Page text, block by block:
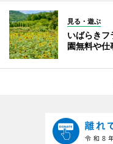
見る・遊ぶ
いばらき
園無料や仕